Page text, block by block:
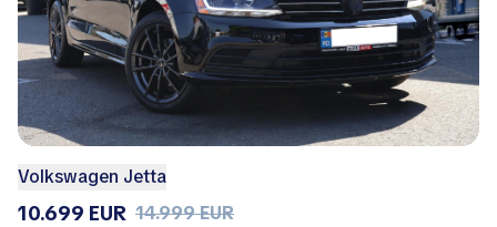
Volkswagen Jetta
10.699 EUR 14.999 EUR